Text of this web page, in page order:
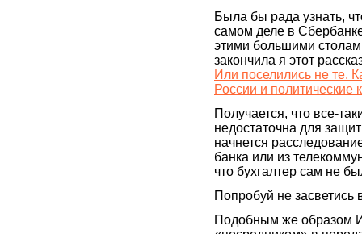
Была бы рада узнать,
самом деле в
этими большими
закончила я этот
Или поселились не те.
России и политические
Получается, что все-
недостаточна для
начнется
банка или из
что бухгалтер сам не
Попробуй не
Подобным же образом